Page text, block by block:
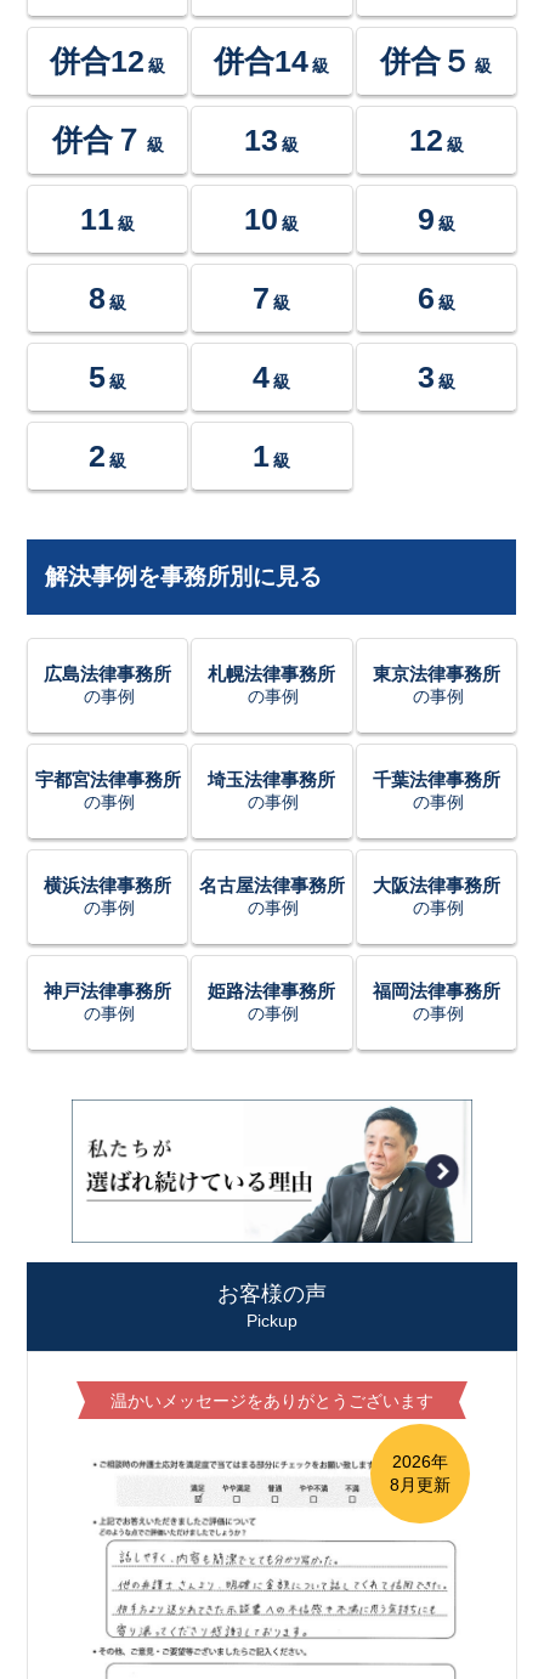
併合12 級 併合14 級 併合５ 級
併合７ 級 13 級 12 級
11 級 10 級 9 級
8 級 7 級 6 級
5 級 4 級 3 級
2 級 1 級
解決事例を事務所別に見る
広島法律事務所
の事例
札幌法律事務所
の事例
東京法律事務所
の事例
宇都宮法律事務所
の事例
埼玉法律事務所
の事例
千葉法律事務所
の事例
横浜法律事務所
の事例
名古屋法律事務所
の事例
大阪法律事務所
の事例
神戸法律事務所
の事例
姫路法律事務所
の事例
福岡法律事務所
の事例
お客様の声
Pickup
温かいメッセージをありがとうございます
2026年
8月更新